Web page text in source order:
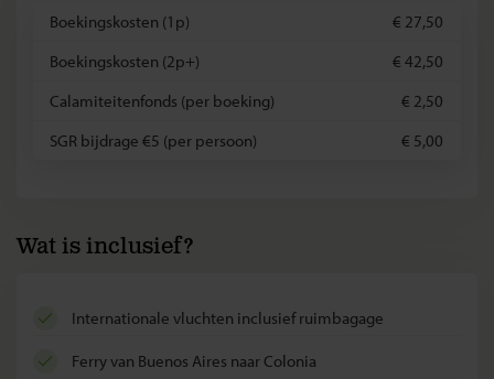
Boekingskosten (1p)
€ 27,50
Boekingskosten (2p+)
€ 42,50
Calamiteitenfonds (per boeking)
€ 2,50
SGR bijdrage €5 (per persoon)
€ 5,00
Wat is inclusief?
internationale vluchten inclusief ruimbagage
ferry van Buenos Aires naar Colonia